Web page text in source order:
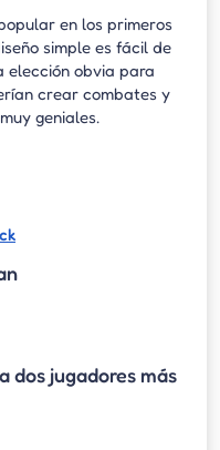
en los primeros
simple es fácil de
elección obvia para
crear combates y
geniales.
dos jugadores más